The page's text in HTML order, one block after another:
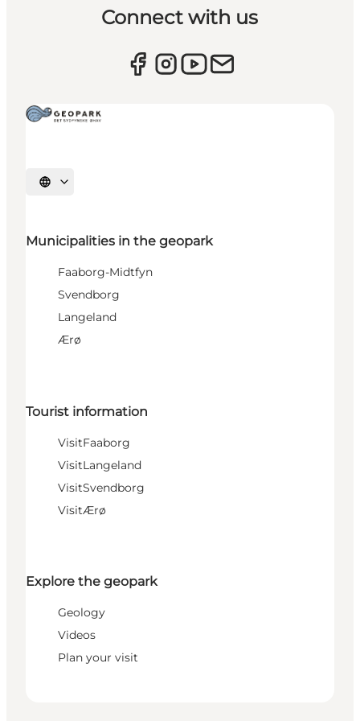
Connect with us
Select language
Municipalities in the geopark
Faaborg-Midtfyn
Svendborg
Langeland
Ærø
Tourist information
VisitFaaborg
VisitLangeland
VisitSvendborg
VisitÆrø
Explore the geopark
Geology
Videos
Plan your visit